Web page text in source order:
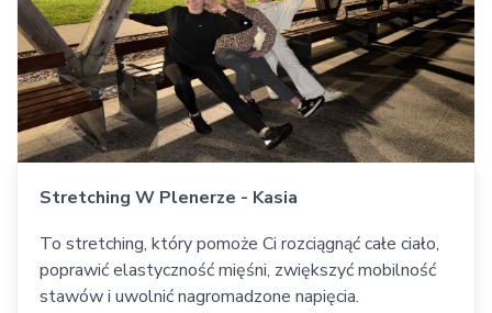
Stretching W Plenerze - Kasia
To stretching, który pomoże Ci rozciągnąć całe ciało,
poprawić elastyczność mięśni, zwiększyć mobilność
stawów i uwolnić nagromadzone napięcia.